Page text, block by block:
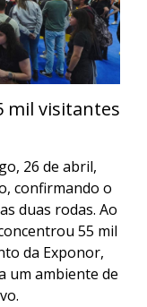
mil visitantes
26 de abril,
confirmando o
duas rodas. Ao
55 mil
da Exponor,
um ambiente de